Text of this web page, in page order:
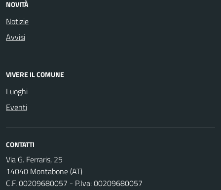
NOVITÀ
Notizie
Avvisi
VIVERE IL COMUNE
Luoghi
Eventi
CONTATTI
Via G. Ferraris, 25
14040 Montabone (AT)
C.F. 00209680057 - P.Iva: 00209680057